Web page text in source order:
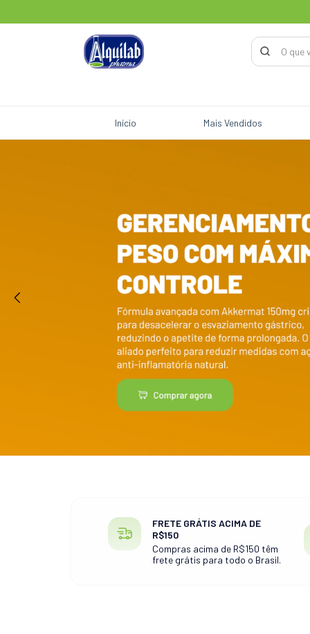
Início Mais Vendidos
FRETE GRÁTIS ACIMA DE
R$150
Compras acima de R$150 têm
frete grátis para todo o Brasil.